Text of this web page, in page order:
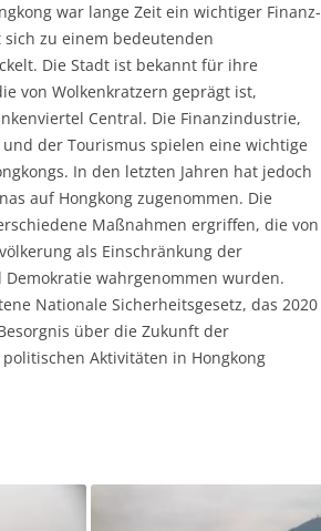
war lange Zeit ein wichtiger Finanz-
zu einem bedeutenden
Die Stadt ist bekannt für ihre
von Wolkenkratzern geprägt ist,
Central. Die Finanzindustrie,
der Tourismus spielen eine wichtige
In den letzten Jahren hat jedoch
auf Hongkong zugenommen. Die
Maßnahmen ergriffen, die von
als Einschränkung der
wahrgenommen wurden.
Nationale Sicherheitsgesetz, das 2020
über die Zukunft der
Aktivitäten in Hongkong